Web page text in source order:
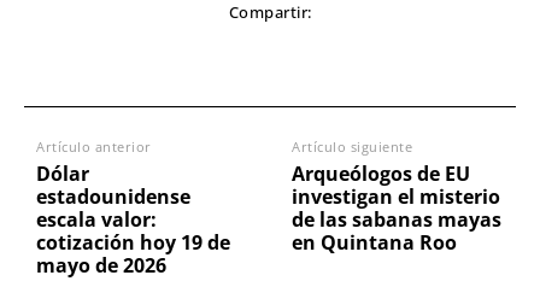
Compartir:
Artículo anterior
Dólar
estadounidense
escala valor:
cotización hoy 19 de
mayo de 2026
Artículo siguiente
Arqueólogos de EU
investigan el misterio
de las sabanas mayas
en Quintana Roo